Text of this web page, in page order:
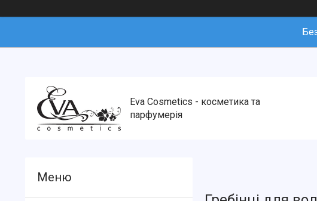
Eva Cosmetics - косметика та
парфумерія